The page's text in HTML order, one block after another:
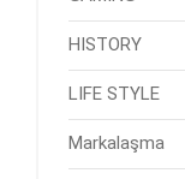
HISTORY
LIFE STYLE
Markalaşma